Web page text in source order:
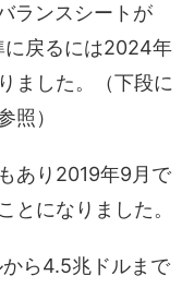
ランスシートが
に戻るには2024年
ました。（下段に
照）
あり2019年9月で
とになりました。
ら4.5兆ドルまで